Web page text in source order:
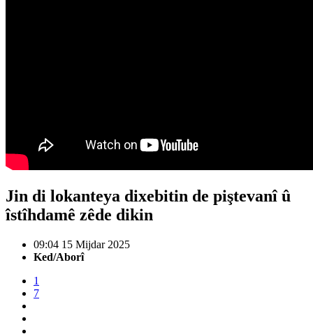
Jin di lokanteya dixebitin de piştevanî û
îstîhdamê zêde dikin
09:04 15 Mijdar 2025
Ked/Aborî
1
7